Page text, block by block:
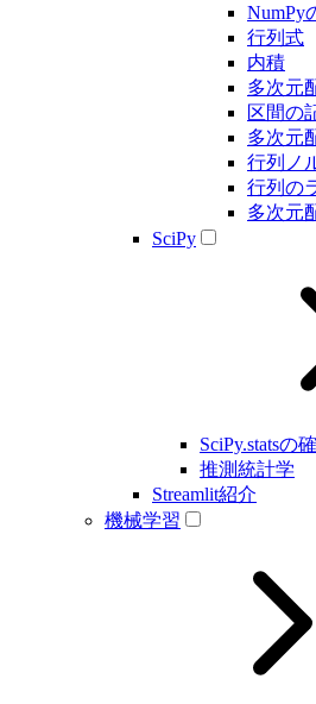
NumPy
行列式
内積
多次元
区間の
多次元
行列ノ
行列の
多次元
SciPy
SciPy.statsの
推測統計学
Streamlit紹介
機械学習